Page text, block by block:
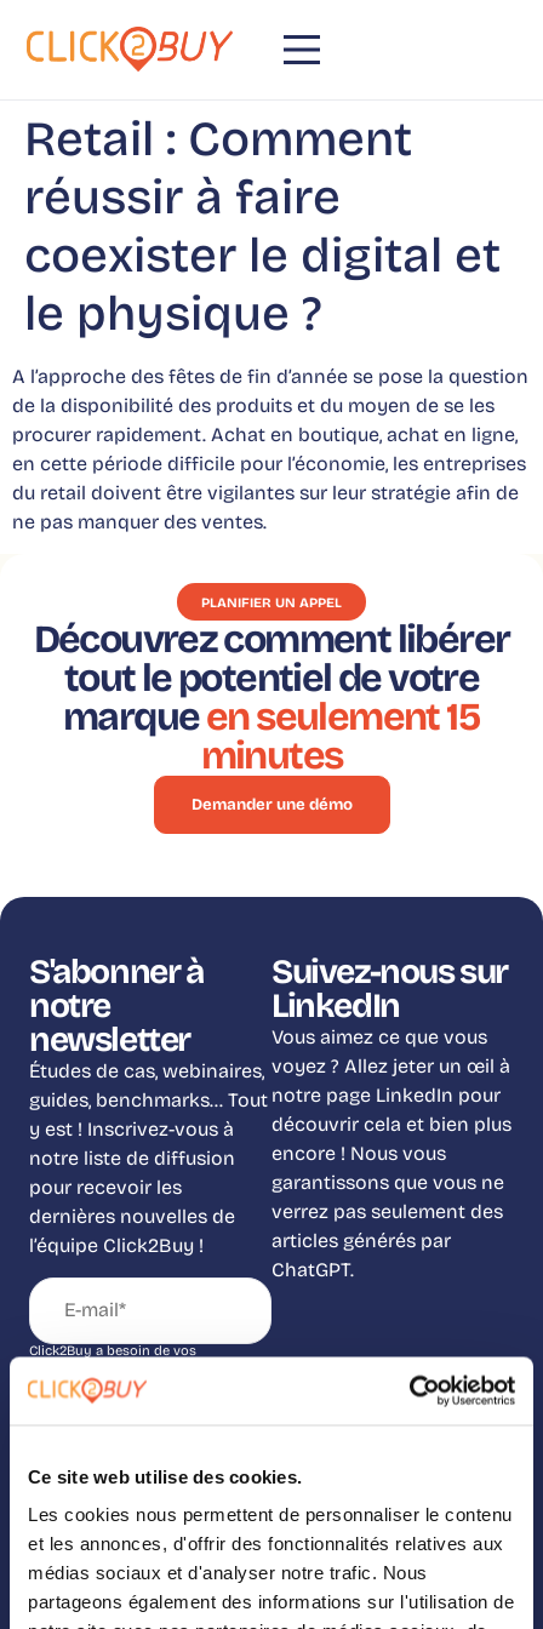
Ce site web utilise des cookies.
Les cookies nous permettent de personnaliser le contenu
et les annonces, d'offrir des fonctionnalités relatives aux
médias sociaux et d'analyser notre trafic. Nous
partageons également des informations sur l'utilisation de
principal
Retail : Comment
réussir à faire
coexister le digital et
le physique ?
A l’approche des fêtes de fin d’année se pose la question
de la disponibilité des produits et du moyen de se les
procurer rapidement. Achat en boutique, achat en ligne,
en cette période difficile pour l’économie, les entreprises
du retail doivent être vigilantes sur leur stratégie afin de
ne pas manquer des ventes.
PLANIFIER UN APPEL
Découvrez comment libérer
tout le potentiel de votre
marqueen seulement 15
minutes
Demander une démo
S'abonner à
notre
newsletter
Études de cas, webinaires,
guides, benchmarks… Tout
y est ! Inscrivez-vous à
notre liste de diffusion
pour recevoir les
dernières nouvelles de
l’équipe Click2Buy !
Click2Buy a besoin de vos
sujet de nos produits et services.
Vous pouvez vous désabonner à tout
moment. Consultez notre Politique de
Suivez-nous sur
LinkedIn
Vous aimez ce que vous
voyez ? Allez jeter un œil à
notre page LinkedIn pour
découvrir cela et bien plus
encore ! Nous vous
garantissons que vous ne
verrez pas seulement des
articles générés par
ChatGPT.
SOLUTIONS